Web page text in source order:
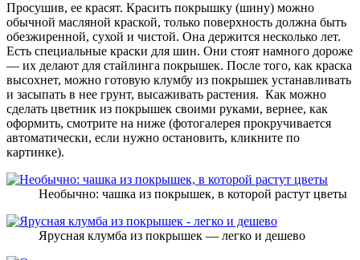
Просушив, ее красят. Красить покрышку (шину) можно
обычной масляной краской, только поверхность должна быть
обезжиренной, сухой и чистой. Она держится несколько лет.
Есть специальные краски для шин. Они стоят намного дороже
— их делают для стайлинга покрышек. После того, как краска
высохнет, можно готовую клумбу из покрышек устанавливать
и засыпать в нее грунт, высаживать растения. Как можно
сделать цветник из покрышек своими руками, вернее, как
оформить, смотрите на ниже (фотогалерея прокручивается
автоматически, если нужно остановить, кликните по
картинке).
Необычно: чашка из покрышек, в которой растут цветы
Ярусная клумба из покрышек — легко и дешево